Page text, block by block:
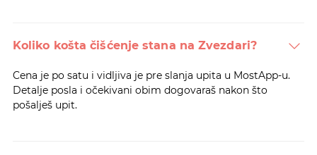
Koliko košta čišćenje stana na Zvezdari?
Cena je po satu i vidljiva je pre slanja upita u MostApp-u.
Detalje posla i očekivani obim dogovaraš nakon što
pošalješ upit.